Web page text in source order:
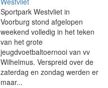
Sportpark Westvliet in
Voorburg stond afgelopen
weekend volledig in het teken
van het grote
jeugdvoetbaltoernooi van vv
Wilhelmus. Verspreid over de
zaterdag en zondag werden er
maar...